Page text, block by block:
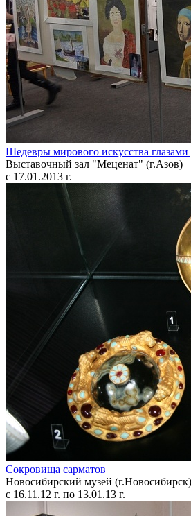
Шедевры мирового искусства глазами
Выставочный зал "Меценат" (г.Азов)
с 17.01.2013 г.
Сокровища сарматов
Новосибирский музей (г.Новосибирск)
с 16.11.12 г. по 13.01.13 г.